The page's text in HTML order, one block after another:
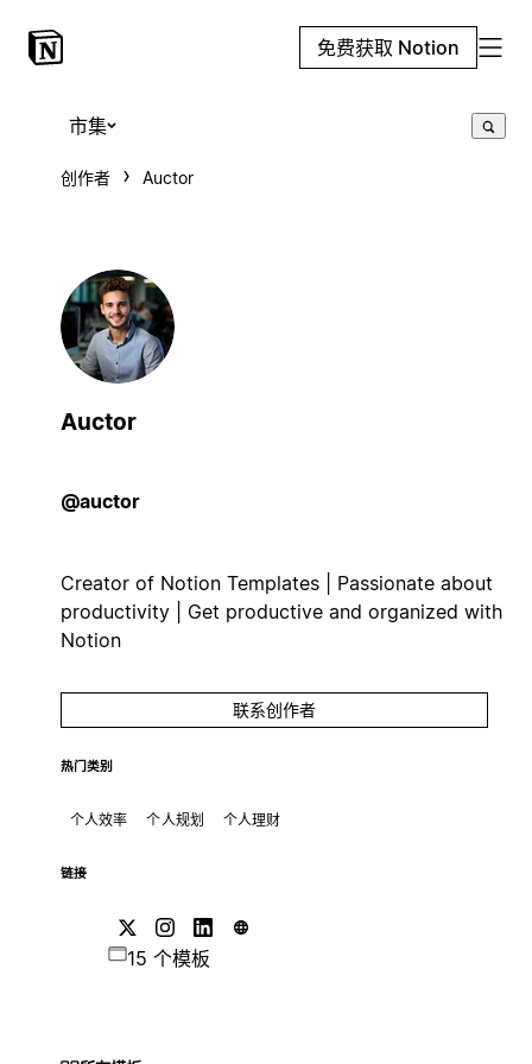
免费获取 Notion
市集
创作者 Auctor
Auctor
@auctor
Creator of Notion Templates | Passionate about
productivity | Get productive and organized with
Notion
联系创作者
热门类别
个人效率 个人规划 个人理财
链接
15 个模板